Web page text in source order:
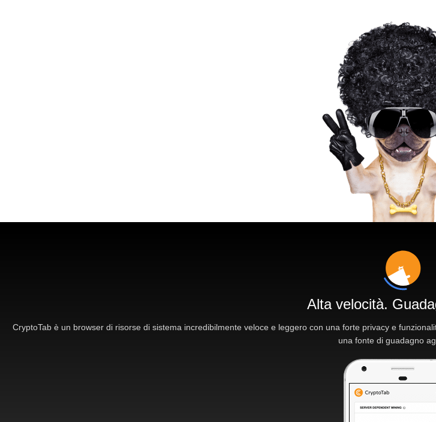
Alta velocità.
CryptoTab è un browser di risorse di sistema incredibilmente veloce e leggero con una forte privacy e
una fonte di guadagno